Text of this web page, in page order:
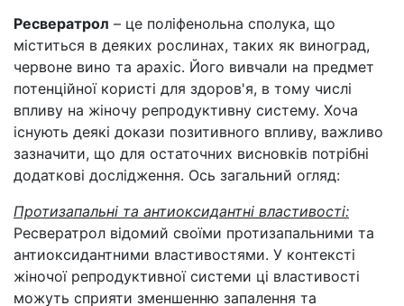
Ресвератрол – це поліфенольна сполука, що
міститься в деяких рослинах, таких як виноград,
червоне вино та арахіс. Його вивчали на предмет
потенційної користі для здоров'я, в тому числі
впливу на жіночу репродуктивну систему. Хоча
існують деякі докази позитивного впливу, важливо
зазначити, що для остаточних висновків потрібні
додаткові дослідження. Ось загальний огляд:
Протизапальні та антиоксидантні властивості:
Ресвератрол відомий своїми протизапальними та
антиоксидантними властивостями. У контексті
жіночої репродуктивної системи ці властивості
можуть сприяти зменшенню запалення та